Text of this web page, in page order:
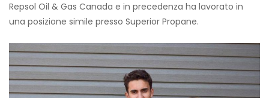
Repsol Oil & Gas Canada e in precedenza ha lavorato in
una posizione simile presso Superior Propane.